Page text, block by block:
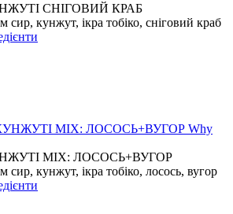
СНІГОВИЙ КРАБ
сир, кунжут, ікра тобіко, сніговий краб
MIX: ЛОСОСЬ+ВУГОР
сир, кунжут, ікра тобіко, лосось, вугор